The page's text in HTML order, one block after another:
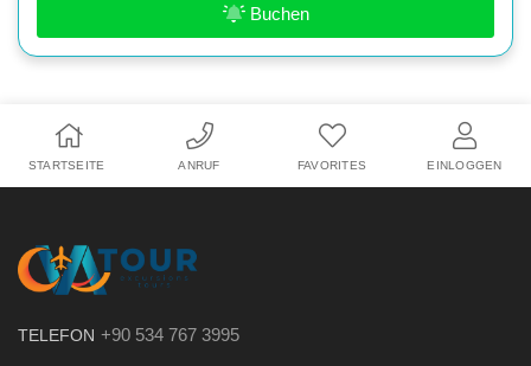
Buchen
STARTSEITE ANRUF FAVORITES EINLOGGEN
TELEFON +90 534 767 3995